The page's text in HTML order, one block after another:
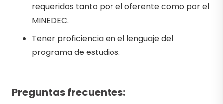
requeridos tanto por el oferente como por el
MINEDEC.
Tener proficiencia en el lenguaje del
programa de estudios.
Preguntas frecuentes: